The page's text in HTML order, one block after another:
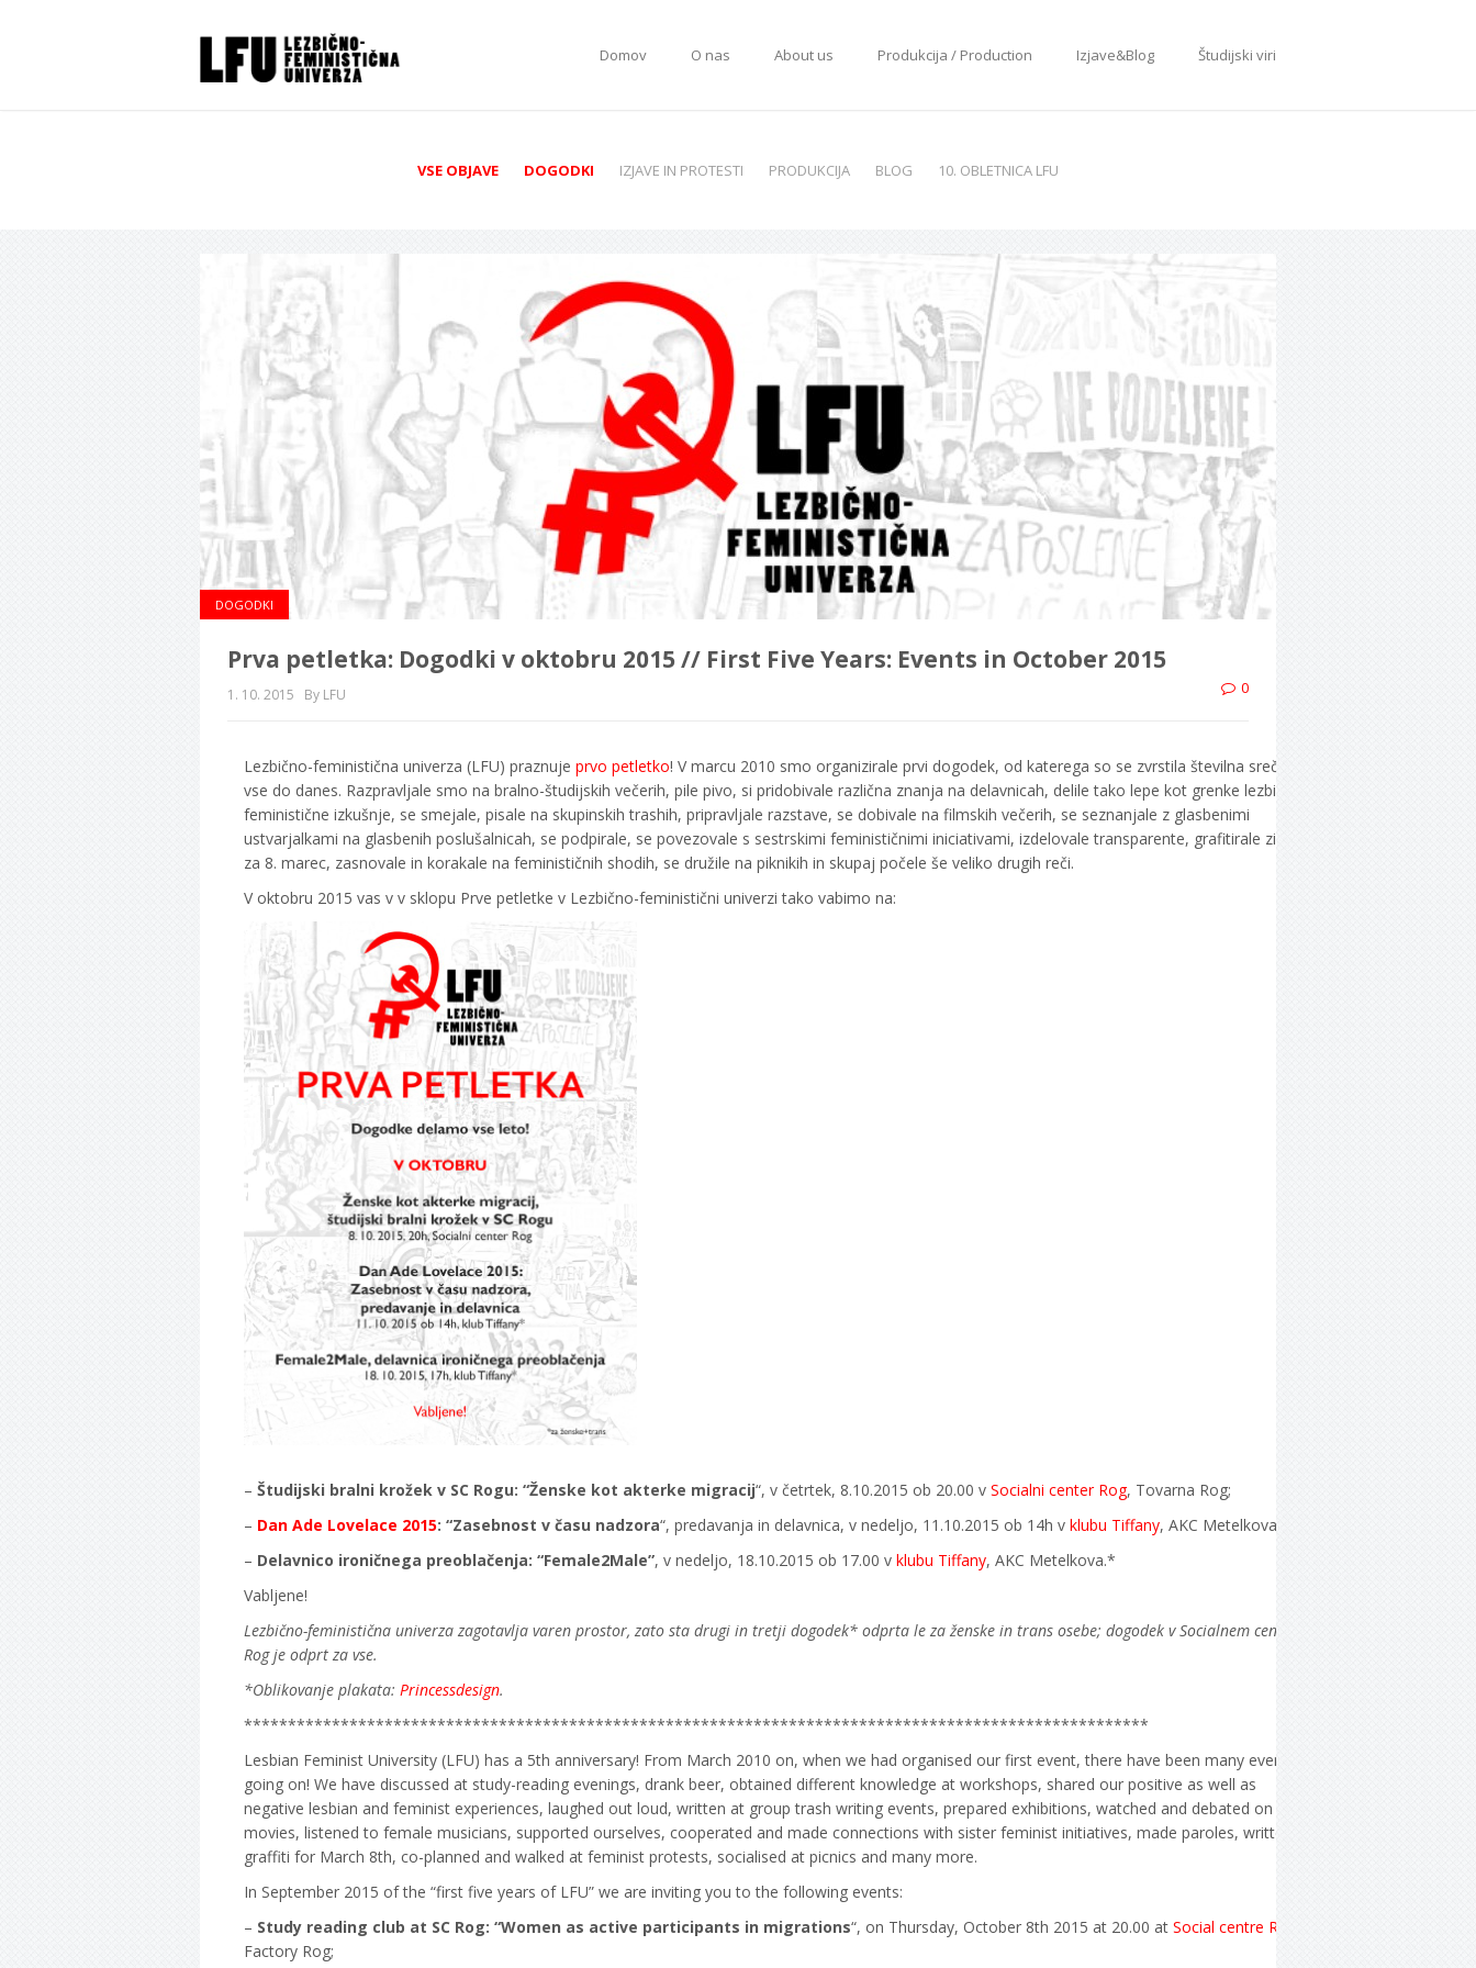
Domov O nas About us Produkcija / Production Izjave&Blog Študijski viri
VSE OBJAVE DOGODKI IZJAVE IN PROTESTI PRODUKCIJA BLOG 10. OBLETNICA LFU
DOGODKI
Prva petletka: Dogodki v oktobru 2015 // First Five Years: Events in October 2015
1. 10. 2015 By LFU 0
Lezbično-feministična univerza (LFU) praznuje prvo petletko! V marcu 2010 smo organizirale prvi dogodek, od katerega so se zvrstila številna srečanja
vse do danes. Razpravljale smo na bralno-študijskih večerih, pile pivo, si pridobivale različna znanja na delavnicah, delile tako lepe kot grenke lezbične in
feministične izkušnje, se smejale, pisale na skupinskih trashih, pripravljale razstave, se dobivale na filmskih večerih, se seznanjale z glasbenimi
ustvarjalkami na glasbenih poslušalnicah, se podpirale, se povezovale s sestrskimi feminističnimi iniciativami, izdelovale transparente, grafitirale zidove
za 8. marec, zasnovale in korakale na feminističnih shodih, se družile na piknikih in skupaj počele še veliko drugih reči.
V oktobru 2015 vas v v sklopu Prve petletke v Lezbično-feministični univerzi tako vabimo na:
– Študijski bralni krožek v SC Rogu: “Ženske kot akterke migracij“, v četrtek, 8.10.2015 ob 20.00 v Socialni center Rog, Tovarna Rog;
– Dan Ade Lovelace 2015: “Zasebnost v času nadzora“, predavanja in delavnica, v nedeljo, 11.10.2015 ob 14h v klubu Tiffany, AKC Metelkova.*
– Delavnico ironičnega preoblačenja: “Female2Male”, v nedeljo, 18.10.2015 ob 17.00 v klubu Tiffany, AKC Metelkova.*
Vabljene!
Lezbično-feministična univerza zagotavlja varen prostor, zato sta drugi in tretji dogodek* odprta le za ženske in trans osebe; dogodek v Socialnem centru
Rog je odprt za vse.
*Oblikovanje plakata: Princessdesign.
*******************************************************************************************************
Lesbian Feminist University (LFU) has a 5th anniversary! From March 2010 on, when we had organised our first event, there have been many events
going on! We have discussed at study-reading evenings, drank beer, obtained different knowledge at workshops, shared our positive as well as
negative lesbian and feminist experiences, laughed out loud, written at group trash writing events, prepared exhibitions, watched and debated on
movies, listened to female musicians, supported ourselves, cooperated and made connections with sister feminist initiatives, made paroles, written
graffiti for March 8th, co-planned and walked at feminist protests, socialised at picnics and many more.
In September 2015 of the “first five years of LFU” we are inviting you to the following events:
– Study reading club at SC Rog: “Women as active participants in migrations“, on Thursday, October 8th 2015 at 20.00 at Social centre Rog
Factory Rog;